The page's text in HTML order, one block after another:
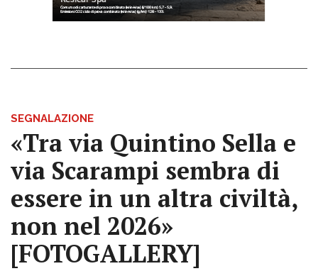
SEGNALAZIONE
«Tra via Quintino Sella e
via Scarampi sembra di
essere in un altra civiltà,
non nel 2026»
[FOTOGALLERY]